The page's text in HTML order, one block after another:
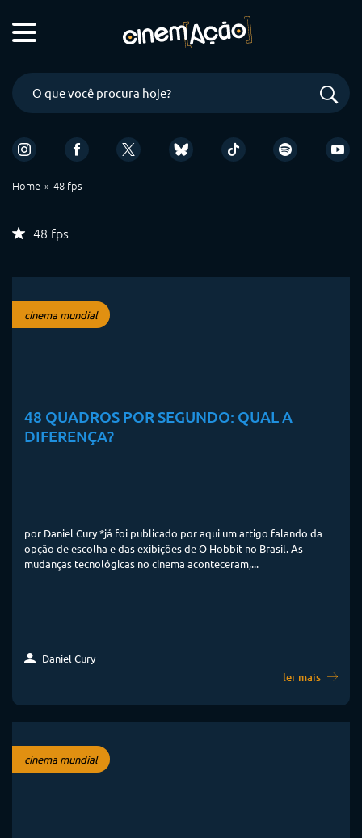
Home 48 fps
48 fps
cinema mundial
48 QUADROS POR SEGUNDO: QUAL A
DIFERENÇA?
por Daniel Cury *já foi publicado por aqui um artigo falando da
opção de escolha e das exibições de O Hobbit no Brasil. As
mudanças tecnológicas no cinema aconteceram,...
Daniel Cury
ler mais
cinema mundial